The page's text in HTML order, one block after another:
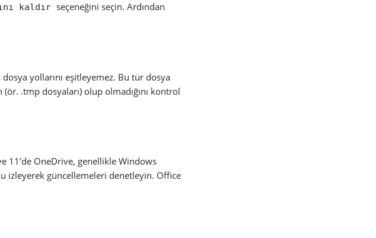
kaldır seçeneğini seçin. Ardından
yollarını eşitleyemez. Bu tür dosya
.tmp dosyaları) olup olmadığını kontrol
11’de OneDrive, genellikle Windows
izleyerek güncellemeleri denetleyin. Office